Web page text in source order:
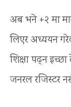
अब भने +२ मा
लिएर अध्ययन
शिक्षा पढ्न
जनरल रजिस्टर